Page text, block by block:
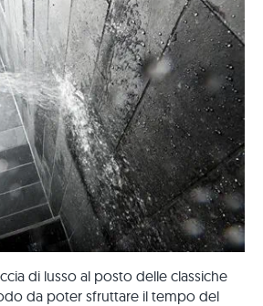
di lusso al posto delle classiche
da poter sfruttare il tempo del